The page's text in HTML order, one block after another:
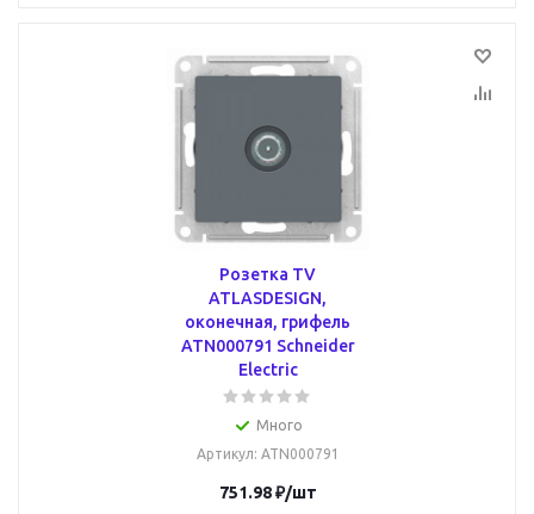
Розетка TV
ATLASDESIGN,
оконечная, грифель
ATN000791 Schneider
Electric
Много
Артикул: ATN000791
751.98₽/шт